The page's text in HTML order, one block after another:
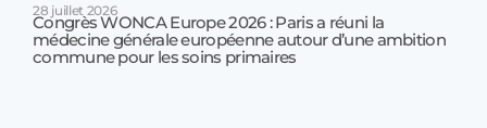
28 juillet 2026
Congrès WONCA Europe 2026 : Paris a réuni la
médecine générale européenne autour d’une ambition
commune pour les soins primaires